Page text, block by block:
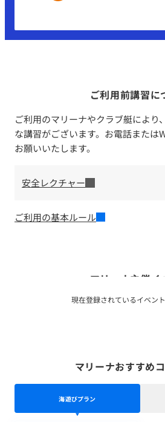
ご利用前講習に
ご利用のマリーナやクラブ艇により
な講習がございます。お電話または
お願いいたします。
安全レクチャー
ご利用の基本ルール
マリーナ主催イ
現在登録されているイベン
マリーナおすすめ
海遊びプラン